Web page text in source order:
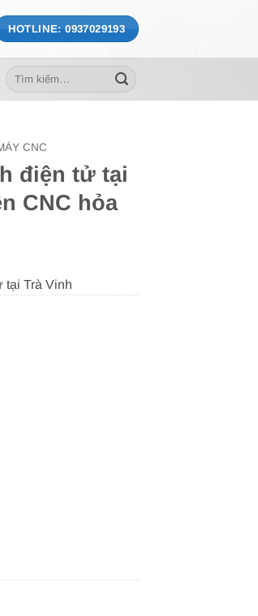
HOTLINE: 0937029193
Tìm
kiếm:
CNC
điện tử tại
CNC hỏa